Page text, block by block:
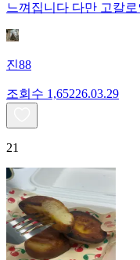
느껴집니다 다만 고칼
진88
조회수 1,65226.03.29
21